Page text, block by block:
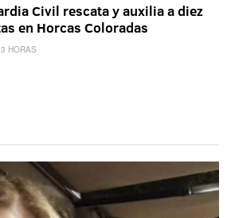
Civil rescata y auxilia a diez
en Horcas Coloradas
HORAS